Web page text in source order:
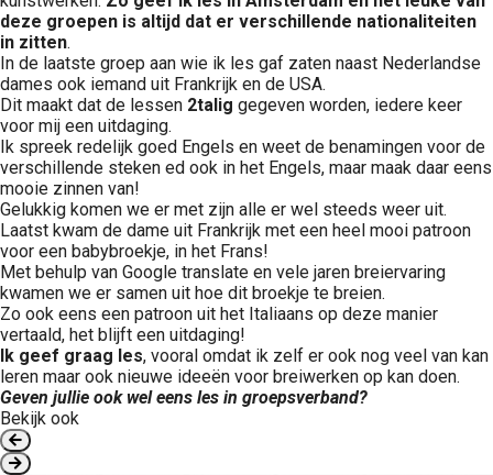
deze groepen is altijd dat er verschillende nationaliteiten
in zitten.
In de laatste groep aan wie ik les gaf zaten naast Nederlandse
dames ook iemand uit Frankrijk en de USA.
Dit maakt dat de lessen 2talig gegeven worden, iedere keer
voor mij een uitdaging.
Ik spreek redelijk goed Engels en weet de benamingen voor de
verschillende steken ed ook in het Engels, maar maak daar eens
mooie zinnen van!
Gelukkig komen we er met zijn alle er wel steeds weer uit.
Laatst kwam de dame uit Frankrijk met een heel mooi patroon
voor een babybroekje, in het Frans!
Met behulp van Google translate en vele jaren breiervaring
kwamen we er samen uit hoe dit broekje te breien.
Zo ook eens een patroon uit het Italiaans op deze manier
vertaald, het blijft een uitdaging!
Ik geef graag les, vooral omdat ik zelf er ook nog veel van kan
leren maar ook nieuwe ideeën voor breiwerken op kan doen.
Geven jullie ook wel eens les in groepsverband?
Bekijk ook